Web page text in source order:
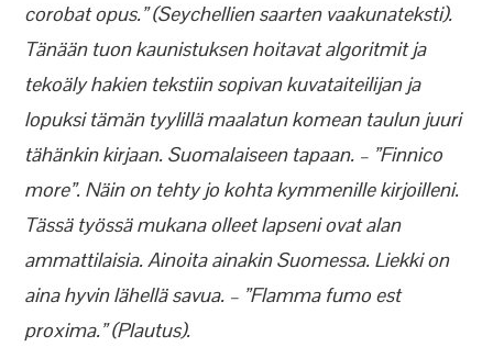
corobat opus.” (Seychellien saarten vaakunateksti).
Tänään tuon kaunistuksen hoitavat algoritmit ja
tekoäly hakien tekstiin sopivan kuvataiteilijan ja
lopuksi tämän tyylillä maalatun komean taulun juuri
tähänkin kirjaan. Suomalaiseen tapaan. – ”Finnico
more”. Näin on tehty jo kohta kymmenille kirjoilleni.
Tässä työssä mukana olleet lapseni ovat alan
ammattilaisia. Ainoita ainakin Suomessa. Liekki on
aina hyvin lähellä savua. – ”Flamma fumo est
proxima.” (Plautus).